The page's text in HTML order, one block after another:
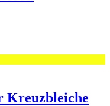
Kreuzbleiche